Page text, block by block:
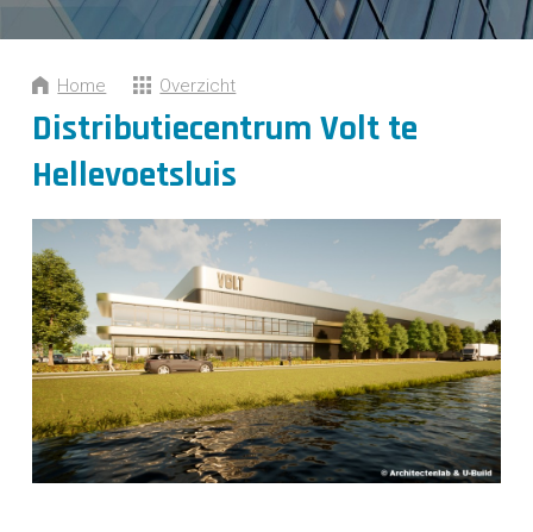
CONTACT
Home Overzicht
Distributiecentrum Volt te
Hellevoetsluis